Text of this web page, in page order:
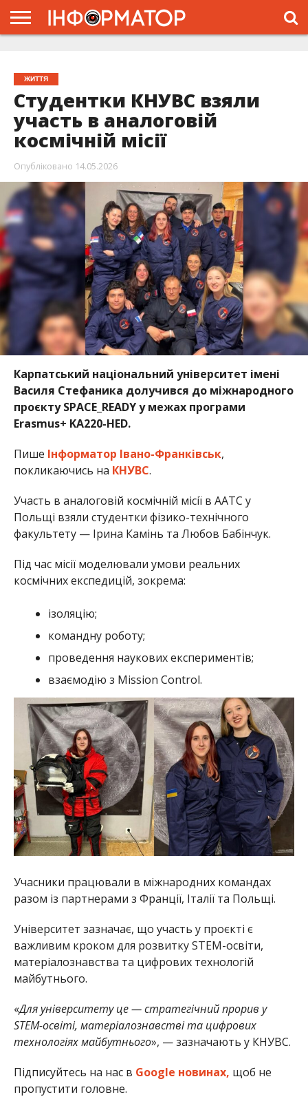
ЖИТТЯ
Студентки КНУВС взяли
участь в аналоговій
космічній місії
Опубліковано 14.05.2026
Карпатський національний університет імені
Василя Стефаника долучився до міжнародного
проєкту SPACE_READY у межах програми
Erasmus+ KA220-HED.
Пише Інформатор Івано-Франківськ,
покликаючись на КНУВС.
Участь в аналоговій космічній місії в AATC у
Польщі взяли студентки фізико-технічного
факультету — Ірина Камінь та Любов Бабінчук.
Під час місії моделювали умови реальних
космічних експедицій, зокрема:
ізоляцію;
командну роботу;
проведення наукових експериментів;
взаємодію з Mission Control.
Учасники працювали в міжнародних командах
разом із партнерами з Франції, Італії та Польщі.
Університет зазначає, що участь у проєкті є
важливим кроком для розвитку STEM-освіти,
матеріалознавства та цифрових технологій
майбутнього.
«Для університету це — стратегічний прорив у
STEM-освіті, матеріалознавстві та цифрових
технологіях майбутнього», — зазначають у КНУВС.
Підписуйтесь на нас в Google новинах, щоб не
пропустити головне.